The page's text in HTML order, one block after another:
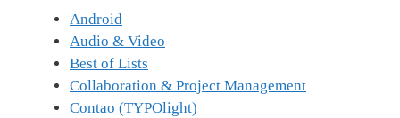
Android
Audio & Video
Best of Lists
Collaboration & Project Management
Contao (TYPOlight)